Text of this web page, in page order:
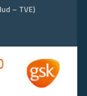
– TVE)